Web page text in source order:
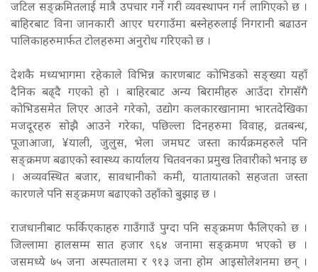
जटिल सङ्क्रमितलाई मात्रै उपचार गर्ने गरी व्यवस्थापन गर्न लागिएको छ ।
बाहिरबाट विना जानकारी आएर घरगाउँमा बस्नेहरुलाई निगरानी बढाउन
पालिकाहरुमार्फत टोलहरुमा अनुरोध गरिएको छ ।
देशकै मध्यभागमा रहेकाले विभिन्न कारणबाट कोभिडको सङ्ख्या यहाँ
दैनिक बढ्दै गएको हो । बाहिरबाट अन्य बिरामीहरु आउँदा रोगसँगै
कोभिडसमेत लिएर आउने गरेको, उद्योग कलकारखानामा भारतदेखिका
मजदूरहरु सोझै आउने गरेका, पछिल्ला दिनहरुमा विवाह, व्रतबन्ध,
पूजाआजा, ¥याली, जुलुस, भेला जमघट जस्ता कार्यक्रमहरुले पनि
सङ्क्रमण बढाएको स्वास्थ्य कार्यालय चितवनका प्रमुख तिवारीको भनाइ छ
। अव्यवस्थित बजार, सावधानीको कमी, यातायातको सहजता जस्ता
कारणले पनि सङ्क्रमण बढाएको उहाँको बुझाइ छ ।
राजधानीबाट फर्किएकाहरु गाउँगाउँ पुग्दा पनि सङ्क्रमण फैलिएको छ ।
जिल्लामा हालसम्म सात हजार ९६४ जनामा सङ्क्रमण भएको छ ।
जसमध्ये ७५ जना अस्पतालमा र ९१३ जना होम आइसोलेशनमा छन् ।